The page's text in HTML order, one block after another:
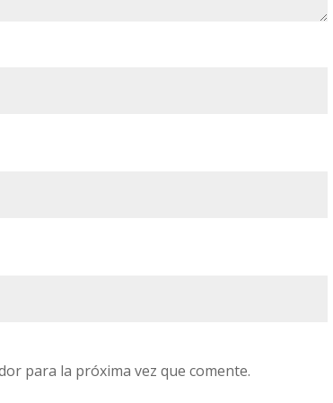
para la próxima vez que comente.